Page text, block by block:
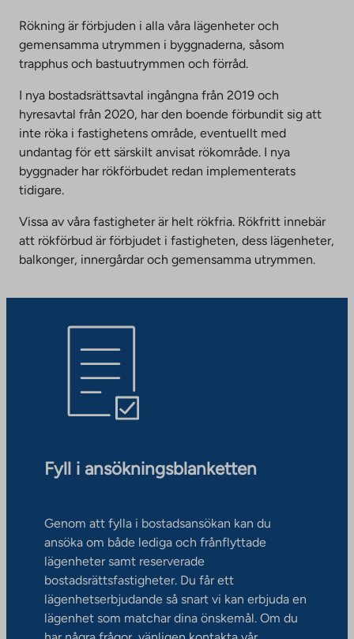
Rökning är förbjuden i alla våra lägenheter och
gemensamma utrymmen i byggnaderna, såsom
trapphus och bastuutrymmen och förråd.
I nya bostadsrättsavtal ingångna från 2019 och
hyresavtal från 2020, har den boende förbundit sig att
inte röka i fastighetens område, eventuellt med
undantag för ett särskilt anvisat rökområde. I nya
byggnader har rökförbudet redan implementerats
tidigare.
Vissa av våra fastigheter är helt rökfria. Rökfritt innebär
att rökförbud är förbjudet i fastigheten, dess lägenheter,
balkonger, innergårdar och gemensamma utrymmen.
Fyll i ansökningsblanketten
Genom att fylla i bostadsansökan kan du
ansöka om både lediga och frånflyttade
lägenheter samt reserverade
bostadsrättsfastigheter. Du får ett
lägenhetserbjudande så snart vi kan erbjuda en
lägenhet som matchar dina önskemål. Om du